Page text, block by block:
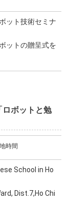
ット技術セミナ
ットの贈呈式を
ロボットと勉
時間
School in Ho
Dist.7,Ho Chi